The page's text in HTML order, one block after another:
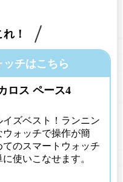
！
チはこちら
ロス ペース4
イズベスト！ランニン
ウォッチで操作が簡
てのスマートウォッチ
使いこなせます。